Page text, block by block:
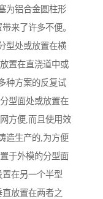
为铝合金圆柱形
来了许多不便。
型处或放置在横
置在直浇道中或
种方案的反复试
型面处或放置在
方便,而且使用效
造生产的,为方便
于外模的分型面
在另一个半型
直放置在两者之